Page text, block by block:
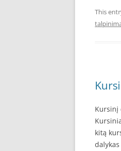
This
Kursinį
kitą